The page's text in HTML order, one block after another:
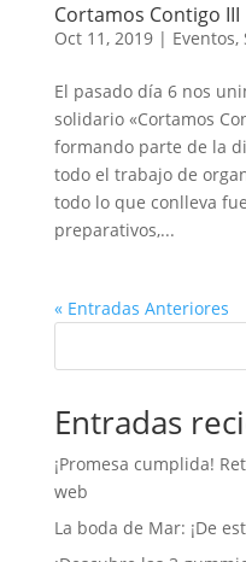
Cortamos Contigo III
Oct 11, 2019| Eventos,
El pasado día 6 nos
solidario «Cortamos
formando parte de la
todo el trabajo de
todo lo que conlleva
preparativos,...
« Entradas Anteriores
Entradas
¡Promesa cumplida!
web
La boda de Mar: ¡De